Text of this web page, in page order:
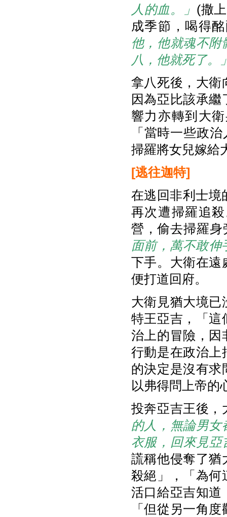
人的血。」 (撒
成季節，喝得
他，他就魂不
八，他就死了。
拿八死後，大衛
因為亞比該承
響力亦轉到大
「當時一些政
掃羅將女兒嫁給
[逃往迦特]
在逃回非利士境
再次遭掃羅追
營，偷去掃羅
面前，萬不敢伸
下手。大衛在遠
便打道回府。
大衛見猶大境已
特王亞吉，「這
治上的冒險，因
行動是在政治上
的決定是沒有求
以弗得問上帝的
投奔亞吉王後，
的人，無論男
衣服，回來見亞
謊稱他侵奪了猶
殺絕」，「為何
活口給亞吉知道
「但從另一角